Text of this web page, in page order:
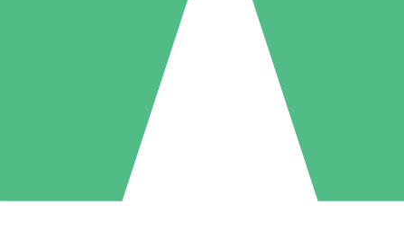
5 Nedladdningar
US$